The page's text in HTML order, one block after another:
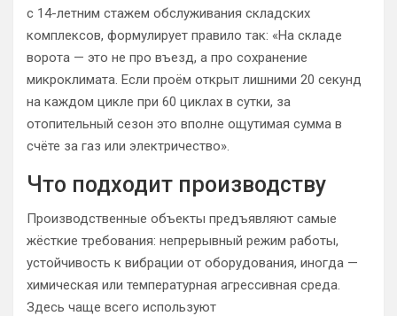
с 14-летним стажем обслуживания складских
комплексов, формулирует правило так: «На складе
ворота — это не про въезд, а про сохранение
микроклимата. Если проём открыт лишними 20 секунд
на каждом цикле при 60 циклах в сутки, за
отопительный сезон это вполне ощутимая сумма в
счёте за газ или электричество».
Что подходит производству
Производственные объекты предъявляют самые
жёсткие требования: непрерывный режим работы,
устойчивость к вибрации от оборудования, иногда —
химическая или температурная агрессивная среда.
Здесь чаще всего используют